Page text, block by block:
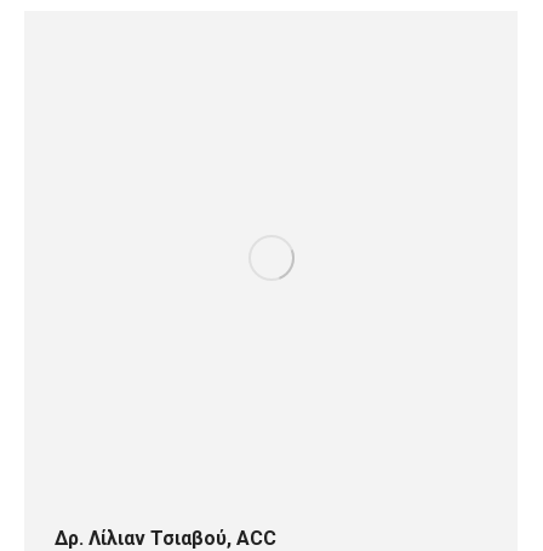
Δρ. Λίλιαν Τσιαβού, ACC